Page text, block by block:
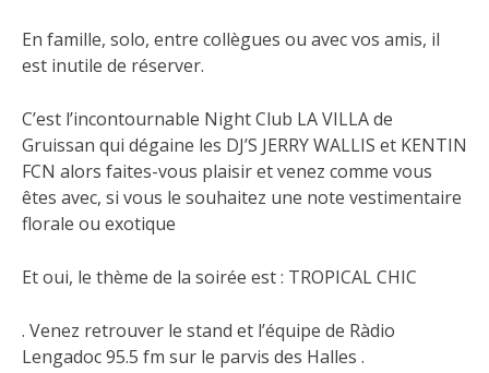
En famille, solo, entre collègues ou avec vos amis, il
est inutile de réserver.
C’est l’incontournable Night Club LA VILLA de
Gruissan qui dégaine les DJ’S JERRY WALLIS et KENTIN
FCN alors faites-vous plaisir et venez comme vous
êtes avec, si vous le souhaitez une note vestimentaire
florale ou exotique
Et oui, le thème de la soirée est : TROPICAL CHIC
. Venez retrouver le stand et l’équipe de Ràdio
Lengadoc 95.5 fm sur le parvis des Halles .